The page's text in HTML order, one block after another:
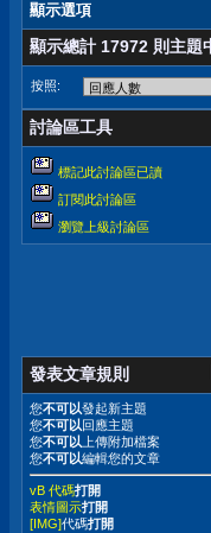
顯示選項
顯示總計 17972 則主題
按照:
討論區工具
標記此討論區已讀
訂閱此討論區
瀏覽上級討論區
發表文章規則
您不可以發起新主題
您不可以回應主題
您不可以 上傳附加檔案
您不可以編輯您的文章
vB 代碼打開
表情圖示打開
[IMG]代碼打開